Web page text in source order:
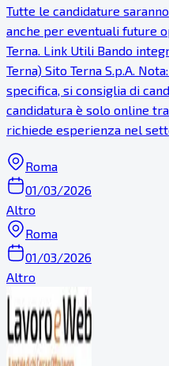
Tutte le candidature
anche per eventuali future
Terna. Link Utili Bando
Terna) Sito Terna S.p.A.
specifica, si consiglia di
candidatura è solo online
richiede esperienza nel
Roma
01/03/2026
Altro
Roma
01/03/2026
Altro